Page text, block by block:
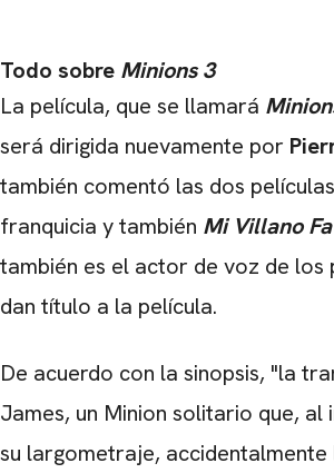
Todo sobre Minions 3
La película, que se llamará
será dirigida nuevamente por
también comentó las dos
franquicia y también Mi Villano
también es el actor de voz de los
dan título a la película.
De acuerdo con la sinopsis, "la
James, un Minion solitario que,
su largometraje,
CARREGANDO PUBLICIDADE